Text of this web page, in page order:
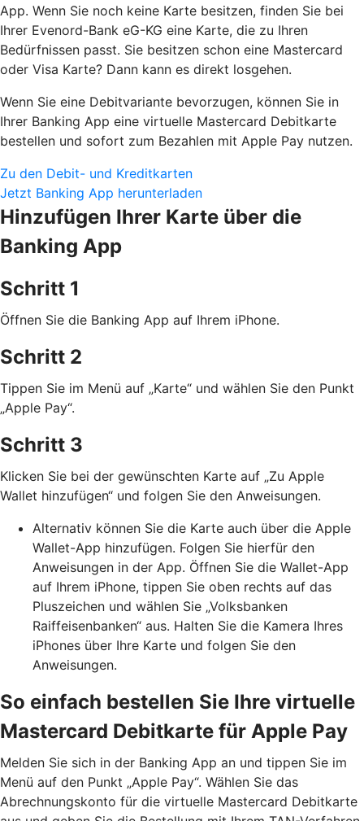
App. Wenn Sie noch keine Karte besitzen, finden Sie bei
Ihrer Evenord-Bank eG-KG eine Karte, die zu Ihren
Bedürfnissen passt. Sie besitzen schon eine Mastercard
oder Visa Karte? Dann kann es direkt losgehen.
Wenn Sie eine Debitvariante bevorzugen, können Sie in
Ihrer Banking App eine virtuelle Mastercard Debitkarte
bestellen und sofort zum Bezahlen mit Apple Pay nutzen.
Zu den Debit- und Kreditkarten
Jetzt Banking App herunterladen
Hinzufügen Ihrer Karte über die
Banking App
Schritt 1
Öffnen Sie die Banking App auf Ihrem iPhone.
Schritt 2
Tippen Sie im Menü auf „Karte“ und wählen Sie den Punkt
„Apple Pay“.
Schritt 3
Klicken Sie bei der gewünschten Karte auf „Zu Apple
Wallet hinzufügen“ und folgen Sie den Anweisungen.
Alternativ können Sie die Karte auch über die Apple
Wallet-App hinzufügen. Folgen Sie hierfür den
Anweisungen in der App. Öffnen Sie die Wallet-App
auf Ihrem iPhone, tippen Sie oben rechts auf das
Pluszeichen und wählen Sie „Volksbanken
Raiffeisenbanken“ aus. Halten Sie die Kamera Ihres
iPhones über Ihre Karte und folgen Sie den
Anweisungen.
So einfach bestellen Sie Ihre virtuelle
Mastercard Debitkarte für Apple Pay
Melden Sie sich in der Banking App an und tippen Sie im
Menü auf den Punkt „Apple Pay“. Wählen Sie das
Abrechnungskonto für die virtuelle Mastercard Debitkarte